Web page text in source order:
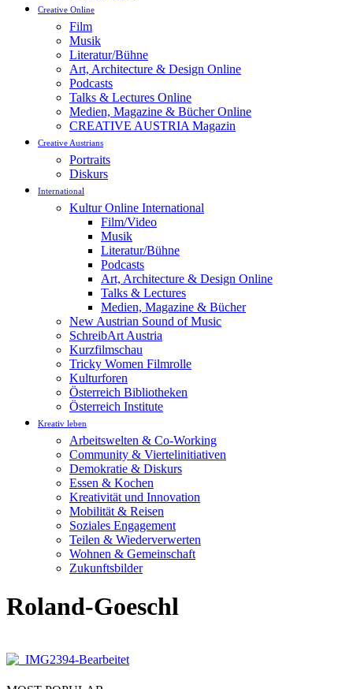
Creative Online
Film
Musik
Literatur/Bühne
Art, Architecture & Design Online
Podcasts
Talks & Lectures Online
Medien, Magazine & Bücher Online
CREATIVE AUSTRIA Magazin
Creative Austrians
Portraits
Diskurs
International
Kultur Online International
Film/Video
Musik
Literatur/Bühne
Podcasts
Art, Architecture & Design Online
Talks & Lectures
Medien, Magazine & Bücher
New Austrian Sound of Music
SchreibArt Austria
Kurzfilmschau
Tricky Women Filmrolle
Kulturforen
Österreich Bibliotheken
Österreich Institute
Kreativ leben
Arbeitswelten & Co-Working
Community & Viertelinitiativen
Demokratie & Diskurs
Essen & Kochen
Kreativität und Innovation
Mobilität & Reisen
Soziales Engagement
Teilen & Wiederverwerten
Wohnen & Gemeinschaft
Zukunftsbilder
Roland-Goeschl